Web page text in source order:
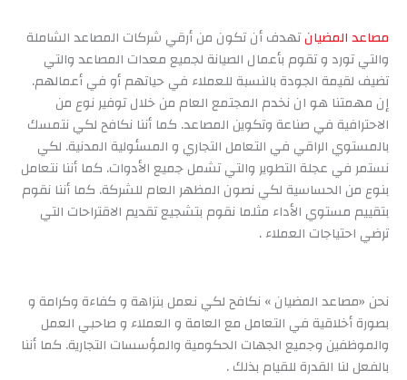
مصاعد المضيانتهدف أن تكون من أرقي شركات المصاعد الشاملة
والتي تورد و تقوم بأعمال الصيانة لجميع معدات المصاعد والتي
تضيف لقيمة الجودة بالنسبة للعملاء في حياتهم أو في أعمالهم.
إن مهمتنا هو ان نخدم المجتمع العام من خلال توفير نوع من
الاحترافية في صناعة وتكوين المصاعد. كما أننا نكافح لكي نتمسك
بالمستوي الراقي في التعامل التجاري و المسئولية المدنية. لكي
نستمر في عجلة التطوير والتي تشمل جميع الأدوات. كما أننا نتعامل
بنوع من الحساسية لكي نصون المظهر العام للشركة. كما أننا نقوم
بتقييم مستوي الأداء مثلما نقوم بتشجيع تقديم الاقتراحات التي
ترضي احتياجات العملاء .
نحن «مصاعد المضيان » نكافح لكي نعمل بنزاهة و كفاءة وكرامة و
بصورة أخلاقية في التعامل مع العامة و العملاء و صاحبي العمل
والموظفين وجميع الجهات الحكومية والمؤسسات التجارية. كما أننا
بالفعل لنا القدرة للقيام بذلك .